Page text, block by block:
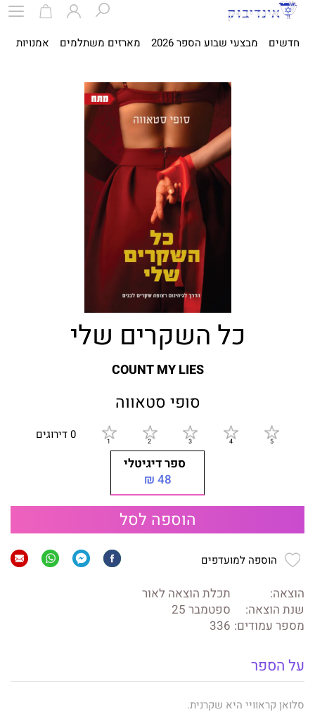
חדשים מבצעי שבוע הספר 2026 מארזים משתלמים אמנויות
כל השקרים שלי
COUNT MY LIES
סופי סטאווה
0 דירוגים
ספר דיגיטלי
48 ₪
הוספה לסל
הוספה למועדפים
הוצאה:
תכלת הוצאה לאור
שנת הוצאה:
ספטמבר 25
מספר עמודים: 336
על הספר
סלואן קראוויי היא שקרנית.